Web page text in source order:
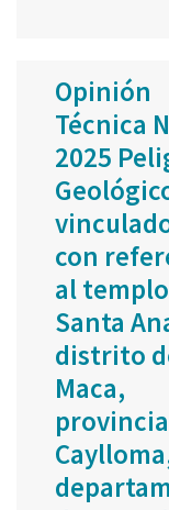
Opinión
Técnica
2025
con
al templo
Santa
distrito
Maca,